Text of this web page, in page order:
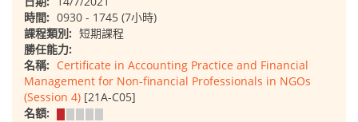
時間: 0930 - 1745 (7小時)
課程類別: 短期課程
勝任能力:
名稱: Certificate in Accounting Practice and Financial
Management for Non-financial Professionals in NGOs
(Session 4) [21A-C05]
名額: